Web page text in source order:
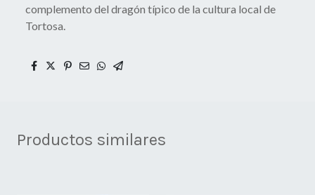
complemento del dragón típico de la cultura local de
Tortosa.
Productos similares